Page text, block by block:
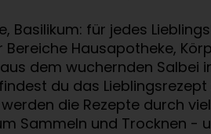
Basilikum: für jedes
Hausapotheke,
dem wuchernden Salbei
du das
die Rezepte durch
Sammeln und Trocknen -